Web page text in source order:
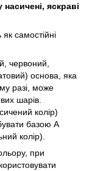
яскраві
самостійні
червоний,
основа, яка
разі, може
шарів.
колір)
базою А
колір).
при